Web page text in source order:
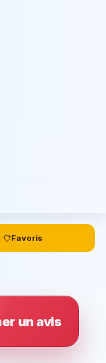
Favoris
un avis